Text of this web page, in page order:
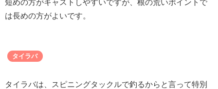
短めの方がキャストしやすいですが、根の荒いポイントで
は長めの方がよいです。
タイラバ
タイラバは、スピニングタックルで釣るからと言って特別